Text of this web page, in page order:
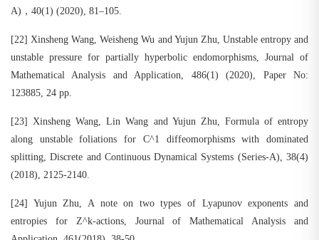
A)，40(1) (2020), 81–105.
[22] Xinsheng Wang, Weisheng Wu and Yujun Zhu, Unstable entropy and
unstable pressure for partially hyperbolic endomorphisms, Journal of
Mathematical Analysis and Application, 486(1) (2020), Paper No:
123885, 24 pp.
[23] Xinsheng Wang, Lin Wang and Yujun Zhu, Formula of entropy
along unstable foliations for C^1 diffeomorphisms with dominated
splitting, Discrete and Continuous Dynamical Systems (Series-A), 38(4)
(2018), 2125-2140.
[24] Yujun Zhu, A note on two types of Lyapunov exponents and
entropies for Z^k-actions, Journal of Mathematical Analysis and